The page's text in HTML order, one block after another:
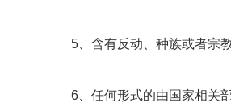
5、含有反动、种族或者宗
6、任何形式的由国家相关